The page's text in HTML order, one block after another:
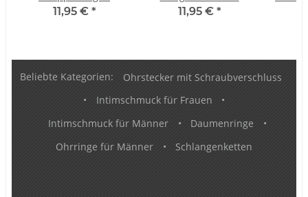
11,95 € *
11,95 € *
Beliebte Kategorien:
Ohrstecker mit Schraubverschluss
•
Intimschmuck für Frauen
•
Intimschmuck für Männer
• Daumenringe
•
Ohrringe für Männer
• Schlangenketten